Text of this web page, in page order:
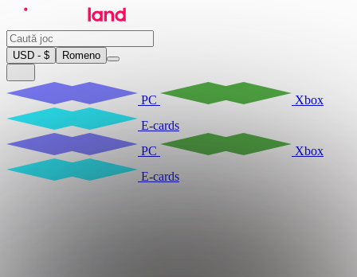
USD - $ Romeno
PC
Xbox
E-cards
PC
Xbox
E-cards